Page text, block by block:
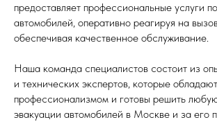
предоставляет профессиональные услуги
автомобилей, оперативно реагируя на
обеспечивая качественное обслуживание.
Наша команда специалистов состоит из
и технических экспертов, которые
профессионализмом и готовы решить
эвакуации автомобилей в Москве и за его